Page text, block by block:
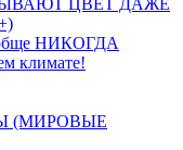
ЦВЕТ ДАЖЕ
НИКОГДА
климате!
(МИРОВЫЕ